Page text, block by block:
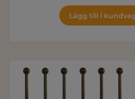
Lägg till i